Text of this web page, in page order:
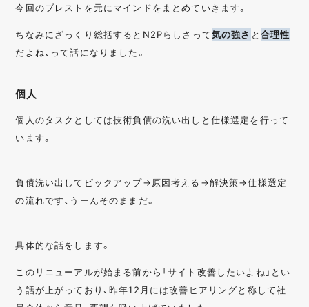
今回のブレストを元にマインドをまとめていきます。
ちなみにざっくり総括するとN2Pらしさって気の強さ と 合理性
だよね、って話になりました。
個人
個人のタスクとしては技術負債の洗い出しと仕様選定を行って
います。
負債洗い出してピックアップ→原因考える→解決策→仕様選定
の流れです、うーんそのままだ。
具体的な話をします。
このリニューアルが始まる前から「サイト改善したいよね」とい
う話が上がっており、昨年12月には改善ヒアリングと称して社